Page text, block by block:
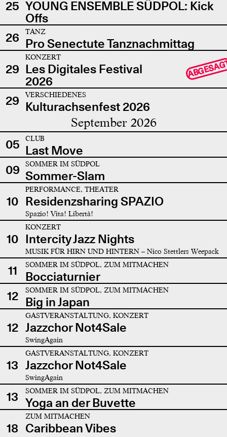
25 YOUNG ENSEMBLE SÜDPOL: Kick
Offs
26
TANZ
Pro Senectute Tanznachmittag
29
KONZERT
Les Digitales Festival
2026
29 VERSCHIEDENES
Kulturachsenfest 2026
September 2026
05 CLUB
Last Move
09
SOMMER IM SÜDPOL
Sommer-Slam
10
PERFORMANCE, THEATER
Residenzsharing SPAZIO
Spazio! Vita! Libertà!
10
KONZERT
Intercity Jazz Nights
MUSIK FÜR HIRN UND HINTERN – Nico Stettlers Weepack
11 SOMMER IM SÜDPOL, ZUM MITMACHEN
Bocciaturnier
12
SOMMER IM SÜDPOL, ZUM MITMACHEN
Big in Japan
12
GASTVERANSTALTUNG, KONZERT
Jazzchor Not4Sale
SwingAgain
13
GASTVERANSTALTUNG, KONZERT
Jazzchor Not4Sale
SwingAgain
13 SOMMER IM SÜDPOL, ZUM MITMACHEN
Yoga an der Buvette
18
ZUM MITMACHEN
Caribbean Vibes